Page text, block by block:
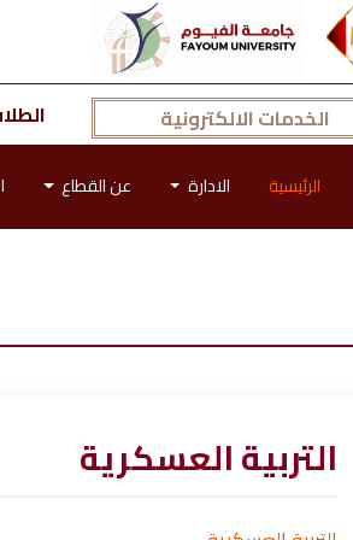
الخدمات الالكترونية
الرئيسية الادارة عن القطاع
التربية العسكرية